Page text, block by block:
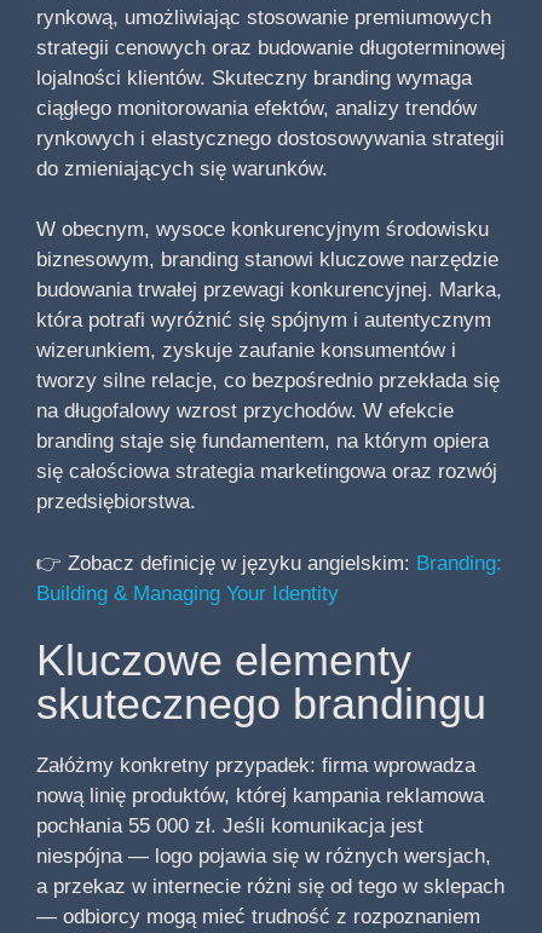
rynkową, umożliwiając stosowanie premiumowych
strategii cenowych oraz budowanie długoterminowej
lojalności klientów. Skuteczny branding wymaga
ciągłego monitorowania efektów, analizy trendów
rynkowych i elastycznego dostosowywania strategii
do zmieniających się warunków.
W obecnym, wysoce konkurencyjnym środowisku
biznesowym, branding stanowi kluczowe narzędzie
budowania trwałej przewagi konkurencyjnej. Marka,
która potrafi wyróżnić się spójnym i autentycznym
wizerunkiem, zyskuje zaufanie konsumentów i
tworzy silne relacje, co bezpośrednio przekłada się
na długofalowy wzrost przychodów. W efekcie
branding staje się fundamentem, na którym opiera
się całościowa strategia marketingowa oraz rozwój
przedsiębiorstwa.
👉 Zobacz definicję w języku angielskim: Branding:
Building & Managing Your Identity
Kluczowe elementy
skutecznego brandingu
Załóżmy konkretny przypadek: firma wprowadza
nową linię produktów, której kampania reklamowa
pochłania 55 000 zł. Jeśli komunikacja jest
niespójna — logo pojawia się w różnych wersjach,
a przekaz w internecie różni się od tego w sklepach
— odbiorcy mogą mieć trudność z rozpoznaniem